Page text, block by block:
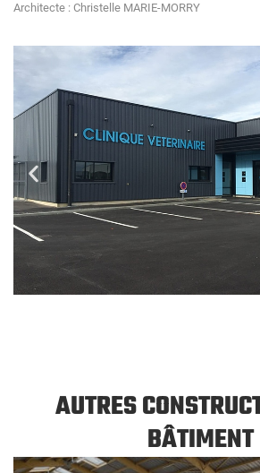
Architecte : Christelle MARIE-MORRY
AUTRES
BÂTIMENT